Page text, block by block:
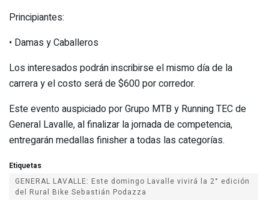
Principiantes:
• Damas y Caballeros
Los interesados podrán inscribirse el mismo día de la
carrera y el costo será de $600 por corredor.
Este evento auspiciado por Grupo MTB y Running TEC de
General Lavalle, al finalizar la jornada de competencia,
entregarán medallas finisher a todas las categorías.
Etiquetas
GENERAL LAVALLE: Este domingo Lavalle vivirá la 2° edición
del Rural Bike Sebastián Podazza